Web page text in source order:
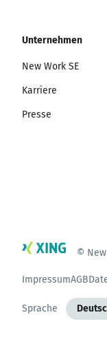
Unternehmen
New Work SE
Karriere
Presse
©
ImpressumAGB
Sprache